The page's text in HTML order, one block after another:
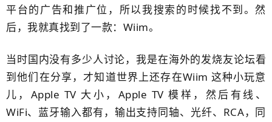
平台的广告和推广位，所以我搜索的时候找不到。然
后，我就真找到了一款：Wiim。
当时国内没有多少人讨论，我是在海外的发烧友论坛看
到他们在分享，才知道世界上还存在Wiim 这种小玩意
儿，Apple TV 大小，Apple TV 模样，然后有线、
WiFi、蓝牙输入都有，输出支持同轴、光纤、RCA，同